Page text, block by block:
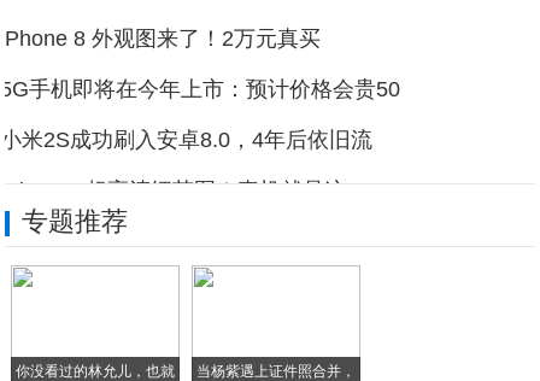
iPhone 8 外观图来了！2万元真买
5G手机即将在今年上市：预计价格会贵50
小米2S成功刷入安卓8.0，4年后依旧流
iPhone 8超高清细节图！真机就是这
中兴MiFavor 10操作系统正式发布
畅玩NES游戏，重回美好时光，各个平台F
专题推荐
你没看过的林允儿，也就
当杨紫遇上证件照合并，